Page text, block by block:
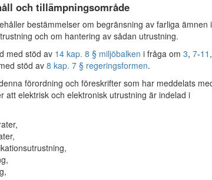
och tillämpningsområde
bestämmelser om begränsning av farliga ämnen i
och om hantering av sådan utrustning.
med stöd av 14 kap. 8 § miljöbalken i fråga om 3, 7-11 ,
stöd av 8 kap. 7 § regeringsformen.
förordning och föreskrifter som har meddelats
att elektrisk och elektronisk utrustning är indelad i